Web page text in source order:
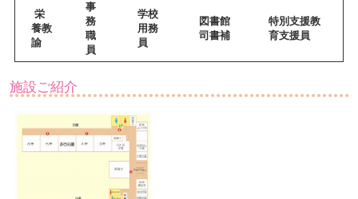
栄
養教
諭
事
務
職
員
学校
用務
員
図書館
司書補
特別支援教
育支援員
施設ご紹介